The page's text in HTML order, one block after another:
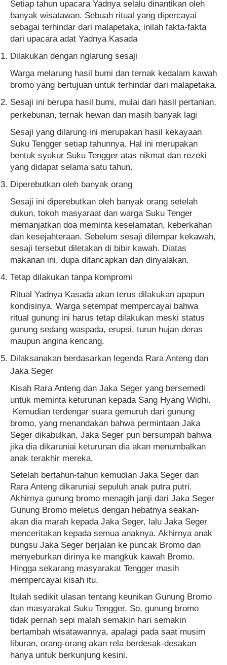
Setiap tahun upacara Yadnya selalu dinantikan oleh
banyak wisatawan. Sebuah ritual yang dipercayai
sebagai terhindar dari malapetaka, inilah fakta-fakta
dari upacara adat Yadnya Kasada
Dilakukan dengan nglarung sesaji
Warga melarung hasil bumi dan ternak kedalam kawah
bromo yang bertujuan untuk terhindar dari malapetaka.
Sesaji ini berupa hasil bumi, mulai dari hasil pertanian,
perkebunan, ternak hewan dan masih banyak lagi
Sesaji yang dilarung ini merupakan hasil kekayaan
Suku Tengger setiap tahunnya. Hal ini merupakan
bentuk syukur Suku Tengger atas nikmat dan rezeki
yang didapat selama satu tahun.
Diperebutkan oleh banyak orang
Sesaji ini diperebutkan oleh banyak orang setelah
dukun, tokoh masyaraat dan warga Suku Tenger
memanjatkan doa meminta keselamatan, keberkahan
dan kesejahteraan. Sebelum sesaji dilempar kekawah,
sesaji tersebut diletakan di bibir kawah. Diatas
makanan ini, dupa ditancapkan dan dinyalakan.
Tetap dilakukan tanpa kompromi
Ritual Yadnya Kasada akan terus dilakukan apapun
kondisinya. Warga setempat mempercayai bahwa
ritual gunung ini harus tetap dilakukan meski status
gunung sedang waspada, erupsi, turun hujan deras
maupun angina kencang.
Dilaksanakan berdasarkan legenda Rara Anteng dan
Jaka Seger
Kisah Rara Anteng dan Jaka Seger yang bersemedi
untuk meminta keturunan kepada Sang Hyang Widhi.
Kemudian terdengar suara gemuruh dari gunung
bromo, yang menandakan bahwa permintaan Jaka
Seger dikabulkan, Jaka Seger pun bersumpah bahwa
jika dia dikaruniai keturunan dia akan menumbalkan
anak terakhir mereka.
Setelah bertahun-tahun kemudian Jaka Seger dan
Rara Anteng dikaruniai sepuluh anak putra putri.
Akhirnya gunung bromo menagih janji dari Jaka Seger
Gunung Bromo meletus dengan hebatnya seakan-
akan dia marah kepada Jaka Seger, lalu Jaka Seger
menceritakan kepada semua anaknya. Akhirnya anak
bungsu Jaka Seger berjalan ke puncak Bromo dan
menyeburkan dirinya ke mangkuk kawah Bromo.
Hingga sekarang masyarakat Tengger masih
mempercayai kisah itu.
Itulah sedikit ulasan tentang keunikan Gunung Bromo
dan masyarakat Suku Tengger. So, gunung bromo
tidak pernah sepi malah semakin hari semakin
bertambah wisatawannya, apalagi pada saat musim
liburan, orang-orang akan rela berdesak-desakan
hanya untuk berkunjung kesini.